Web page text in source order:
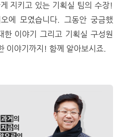
지키고 있는 기획실 팀의 수장!
에 모였습니다. 그동안 궁금했
한 이야기 그리고 기획실 구성원
이야기까지! 함께 알아보시죠.